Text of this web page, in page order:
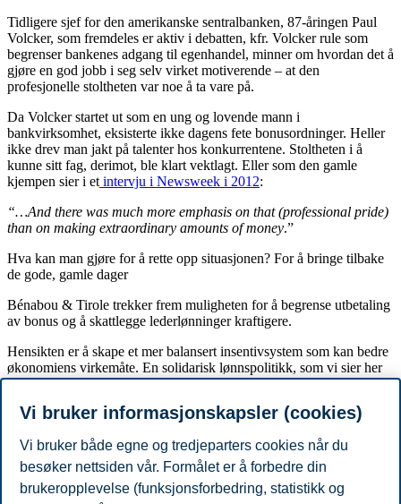
Tidligere sjef for den amerikanske sentralbanken, 87-åringen Paul
Volcker, som fremdeles er aktiv i debatten, kfr. Volcker rule som
begrenser bankenes adgang til egenhandel, minner om hvordan det å
gjøre en god jobb i seg selv virket motiverende – at den
profesjonelle stoltheten var noe å ta vare på.
Da Volcker startet ut som en ung og lovende mann i
bankvirksomhet, eksisterte ikke dagens fete bonusordninger. Heller
ikke drev man jakt på talenter hos konkurrentene. Stoltheten i å
kunne sitt fag, derimot, ble klart vektlagt. Eller som den gamle
kjempen sier i et intervju i Newsweek i 2012:
“…And there was much more emphasis on that (professional pride)
than on making extraordinary amounts of money.”
Hva kan man gjøre for å rette opp situasjonen? For å bringe tilbake
de gode, gamle dager
Bénabou & Tirole trekker frem muligheten for å begrense utbetaling
av bonus og å skattlegge lederlønninger kraftigere.
Hensikten er å skape et mer balansert insentivsystem som kan bedre
økonomiens virkemåte. En solidarisk lønnspolitikk, som vi sier her
til lands.
Referanse:
Artikkelen er publisert i Arne Jon Isachsens månedsbrev nr. 6 - 2015
med overskriften "Bonuskulturen".
Karriere og arbeidsliv
Vi bruker informasjonskapsler (cookies)
Vi bruker både egne og tredjeparters cookies når du
besøker nettsiden vår. Formålet er å forbedre din
brukeropplevelse (funksjonsforbedring, statistikk og